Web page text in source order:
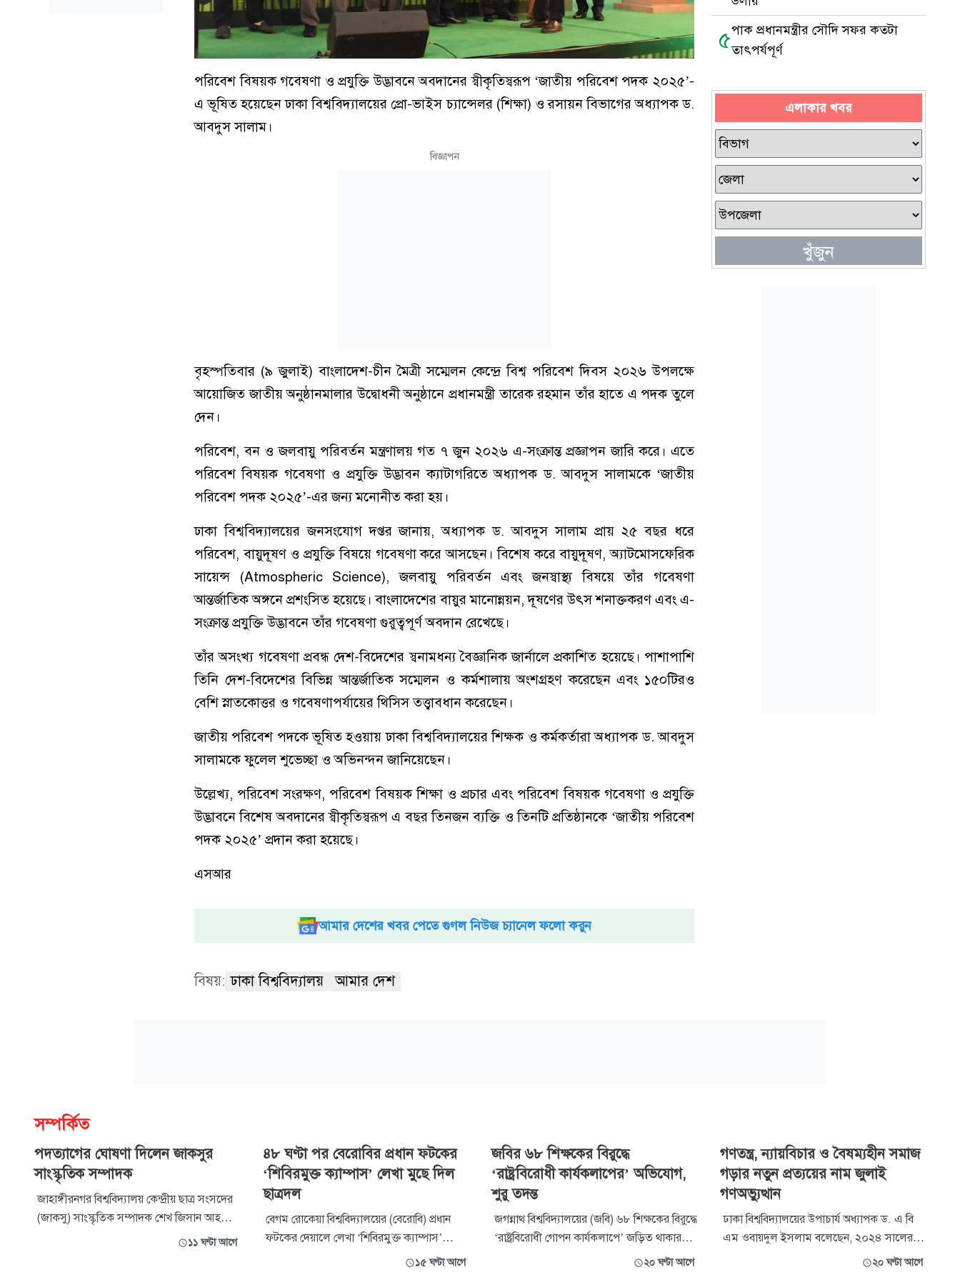
পরিবেশ বিষয়ক গবেষণা ও প্রযুক্তি উদ্ভাবনে অবদানের স্বীকৃতিস্বরূপ ‘জাতীয় পরিবেশ পদক ২০২৫’-
এ ভূষিত হয়েছেন ঢাকা বিশ্ববিদ্যালয়ের প্রো-ভাইস চ্যান্সেলর (শিক্ষা) ও রসায়ন বিভাগের অধ্যাপক ড.
আবদুস সালাম।
বিজ্ঞাপন
বৃহস্পতিবার (৯ জুলাই) বাংলাদেশ-চীন মৈত্রী সম্মেলন কেন্দ্রে বিশ্ব পরিবেশ দিবস ২০২৬ উপলক্ষে
আয়োজিত জাতীয় অনুষ্ঠানমালার উদ্বোধনী অনুষ্ঠানে প্রধানমন্ত্রী তারেক রহমান তাঁর হাতে এ পদক তুলে
দেন।
পরিবেশ, বন ও জলবায়ু পরিবর্তন মন্ত্রণালয় গত ৭ জুন ২০২৬ এ-সংক্রান্ত প্রজ্ঞাপন জারি করে। এতে
পরিবেশ বিষয়ক গবেষণা ও প্রযুক্তি উদ্ভাবন ক্যাটাগরিতে অধ্যাপক ড. আবদুস সালামকে ‘জাতীয়
পরিবেশ পদক ২০২৫’-এর জন্য মনোনীত করা হয়।
ঢাকা বিশ্ববিদ্যালয়ের জনসংযোগ দপ্তর জানায়, অধ্যাপক ড. আবদুস সালাম প্রায় ২৫ বছর ধরে
পরিবেশ, বায়ুদূষণ ও প্রযুক্তি বিষয়ে গবেষণা করে আসছেন। বিশেষ করে বায়ুদূষণ, অ্যাটমোসফেরিক
সায়েন্স (Atmospheric Science), জলবায়ু পরিবর্তন এবং জনস্বাস্থ্য বিষয়ে তাঁর গবেষণা
আন্তর্জাতিক অঙ্গনে প্রশংসিত হয়েছে। বাংলাদেশের বায়ুর মানোন্নয়ন, দূষণের উৎস শনাক্তকরণ এবং এ-
সংক্রান্ত প্রযুক্তি উদ্ভাবনে তাঁর গবেষণা গুরুত্বপূর্ণ অবদান রেখেছে।
তাঁর অসংখ্য গবেষণা প্রবন্ধ দেশ-বিদেশের স্বনামধন্য বৈজ্ঞানিক জার্নালে প্রকাশিত হয়েছে। পাশাপাশি
তিনি দেশ-বিদেশের বিভিন্ন আন্তর্জাতিক সম্মেলন ও কর্মশালায় অংশগ্রহণ করেছেন এবং ১৫০টিরও
বেশি স্নাতকোত্তর ও গবেষণাপর্যায়ের থিসিস তত্ত্বাবধান করেছেন।
জাতীয় পরিবেশ পদকে ভূষিত হওয়ায় ঢাকা বিশ্ববিদ্যালয়ের শিক্ষক ও কর্মকর্তারা অধ্যাপক ড. আবদুস
সালামকে ফুলেল শুভেচ্ছা ও অভিনন্দন জানিয়েছেন।
উল্লেখ্য, পরিবেশ সংরক্ষণ, পরিবেশ বিষয়ক শিক্ষা ও প্রচার এবং পরিবেশ বিষয়ক গবেষণা ও প্রযুক্তি
উদ্ভাবনে বিশেষ অবদানের স্বীকৃতিস্বরূপ এ বছর তিনজন ব্যক্তি ও তিনটি প্রতিষ্ঠানকে ‘জাতীয় পরিবেশ
পদক ২০২৫’ প্রদান করা হয়েছে।
এসআর
আমার দেশের খবর পেতে গুগল নিউজ চ্যানেল ফলো করুন
বিষয়: ঢাকা বিশ্ববিদ্যালয় আমার দেশ
৫পাক প্রধানমন্ত্রীর সৌদি সফর কতটা
তাৎপর্যপূর্ণ
এলাকার খবর
খুঁজুন
সম্পর্কিত
পদত্যাগের ঘোষণা দিলেন জাকসুর
সাংস্কৃতিক সম্পাদক
জাহাঙ্গীরনগর বিশ্ববিদ্যালয় কেন্দ্রীয় ছাত্র সংসদের
(জাকসু) সাংস্কৃতিক সম্পাদক শেখ জিসান আহমেদ
পদত্যাগের ঘোষণা দিয়েছেন। বৃহস্পতিবার রাতে
১১ ঘণ্টা আগে
৪৮ ঘণ্টা পর বেরোবির প্রধান ফটকের
‘শিবিরমুক্ত ক্যাম্পাস’ লেখা মুছে দিল
ছাত্রদল
বেগম রোকেয়া বিশ্ববিদ্যালয়ের (বেরোবি) প্রধান
ফটকের দেয়ালে লেখা ‘শিবিরমুক্ত ক্যাম্পাস’
স্লোগান ৪৮ ঘণ্টার মাথায় নিজ উদ্যোগে মুছে
১৫ ঘণ্টা আগে
জবির ৬৮ শিক্ষকের বিরুদ্ধে
‘রাষ্ট্রবিরোধী কার্যকলাপের’ অভিযোগ,
শুরু তদন্ত
জগন্নাথ বিশ্ববিদ্যালয়ের (জবি) ৬৮ শিক্ষকের বিরুদ্ধে
‘রাষ্ট্রবিরোধী গোপন কার্যকলাপে’ জড়িত থাকার
অভিযোগ তদন্তে চার সদস্যের কমিটি গঠন করেছে
২০ ঘণ্টা আগে
গণতন্ত্র, ন্যায়বিচার ও বৈষম্যহীন সমাজ
গড়ার নতুন প্রত্যয়ের নাম জুলাই
গণঅভ্যুত্থান
ঢাকা বিশ্ববিদ্যালয়ের উপাচার্য অধ্যাপক ড. এ বি
এম ওবায়দুল ইসলাম বলেছেন, ২০২৪ সালের
জুলাই গণঅভ্যুত্থান শুধু একটি রাজনৈতিক২০ ঘণ্টা আগে